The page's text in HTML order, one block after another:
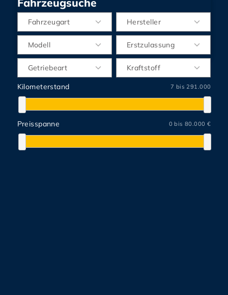
Fahrzeugart Hersteller
Modell Erstzulassung
Getriebeart Kraftstoff
Kilometerstand 7 bis 291.000
Preisspanne 0 bis 80.000 €